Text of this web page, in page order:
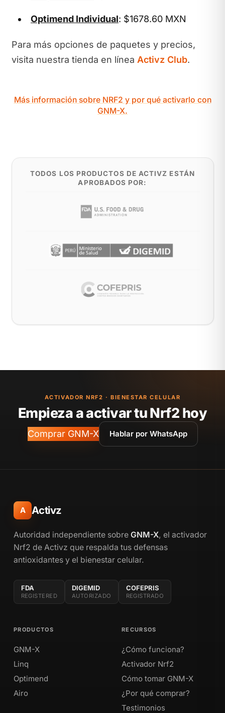
Optimend Individual: $1678.60 MXN
Para más opciones de paquetes y precios,
visita nuestra tienda en línea Activz Club.
Más información sobre NRF2 y por qué activarlo con
GNM-X.
TODOS LOS PRODUCTOS DE ACTIVZ ESTÁN
APROBADOS POR:
ACTIVADOR NRF2 · BIENESTAR CELULAR
Empieza a activar tu Nrf2 hoy
Comprar GNM-X Hablar por WhatsApp
A Activz
Autoridad independiente sobre GNM-X, el activador
Nrf2 de Activz que respalda tus defensas
antioxidantes y el bienestar celular.
FDA
REGISTERED
DIGEMID
AUTORIZADO
COFEPRIS
REGISTRADO
PRODUCTOS
GNM-X
Linq
Optimend
Airo
RECURSOS
¿Cómo funciona?
Activador Nrf2
Cómo tomar GNM-X
¿Por qué comprar?
Testimonios